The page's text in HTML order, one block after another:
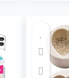
Biscuit